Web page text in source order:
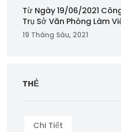
Từ Ngày 19/06/2021
Trụ Sở Văn Phòng Làm
19 Tháng Sáu, 2021
THẺ
Chi Tiết